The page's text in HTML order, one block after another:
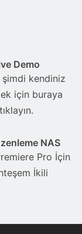
Demo
kendiniz
için buraya
tıklayın.
NAS
Pro İçin
İkili